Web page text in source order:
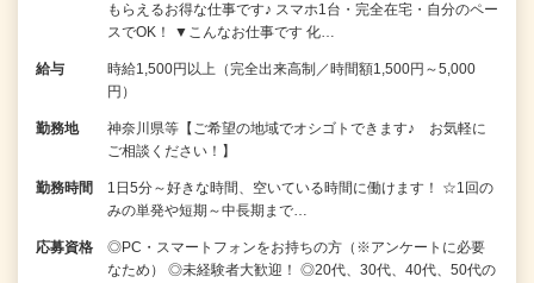
もらえるお得な仕事です♪ スマホ1台・完全在宅・自分のペー
スでOK！ ▼こんなお仕事です 化…
給与
時給1,500円以上（完全出来高制／時間額1,500円～5,000
円）
勤務地
神奈川県等【ご希望の地域でオシゴトできます♪ お気軽に
ご相談ください！】
勤務時間
1日5分～好きな時間、空いている時間に働けます！ ☆1回の
みの単発や短期～中長期まで…
応募資格
◎PC・スマートフォンをお持ちの方（※アンケートに必要
なため） ◎未経験者大歓迎！ ◎20代、30代、40代、50代の